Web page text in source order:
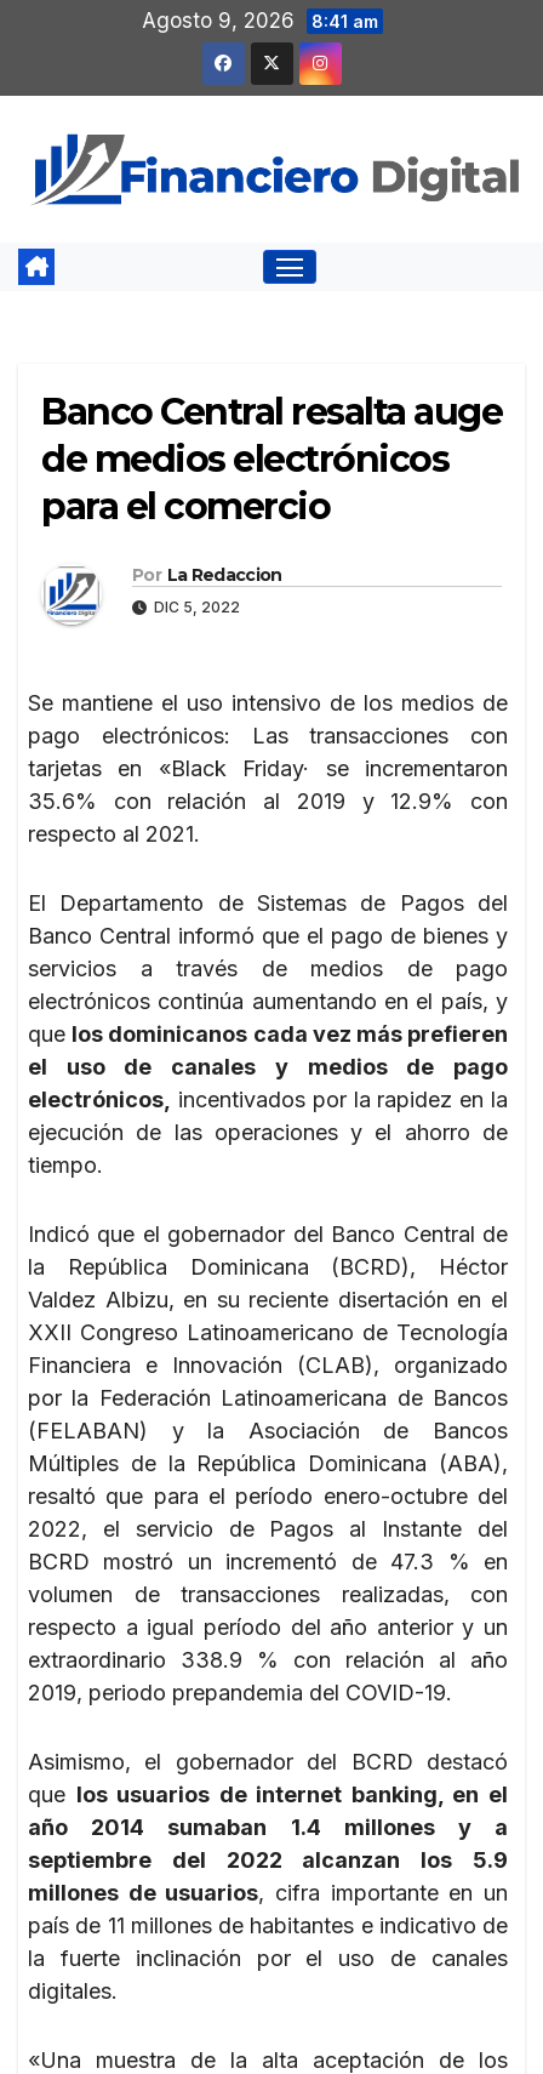
contenido
Agosto 9, 2026 8:41 am
Banco Central resalta auge
de medios electrónicos
para el comercio
Por La Redaccion
DIC 5, 2022
Se mantiene el uso intensivo de los medios de
pago electrónicos: Las transacciones con
tarjetas en «Black Friday· se incrementaron
35.6% con relación al 2019 y 12.9% con
respecto al 2021.
El Departamento de Sistemas de Pagos del
Banco Central informó que el pago de bienes y
servicios a través de medios de pago
electrónicos continúa aumentando en el país, y
que los dominicanos cada vez más prefieren
el uso de canales y medios de pago
electrónicos,
incentivados por la rapidez en la
ejecución de las operaciones y el ahorro de
tiempo.
Indicó que el gobernador del Banco Central de
la República Dominicana (BCRD), Héctor
Valdez Albizu, en su reciente disertación en el
XXII Congreso Latinoamericano de Tecnología
Financiera e Innovación (CLAB), organizado
por la Federación Latinoamericana de Bancos
(FELABAN) y la Asociación de Bancos
Múltiples de la República Dominicana (ABA),
resaltó que para el período enero-octubre del
2022, el servicio de Pagos al Instante del
BCRD mostró un incrementó de 47.3 % en
volumen de transacciones realizadas, con
respecto a igual período del año anterior y un
extraordinario 338.9 % con relación al año
2019, periodo prepandemia del COVID-19.
Asimismo, el gobernador del BCRD destacó
que los usuarios de internet banking, en el
año 2014 sumaban 1.4 millones y a
septiembre del 2022 alcanzan los 5.9
millones de usuarios, cifra importante en un
país de 11 millones de habitantes e indicativo de
la fuerte inclinación por el uso de canales
digitales.
«Una muestra de la alta aceptación de los